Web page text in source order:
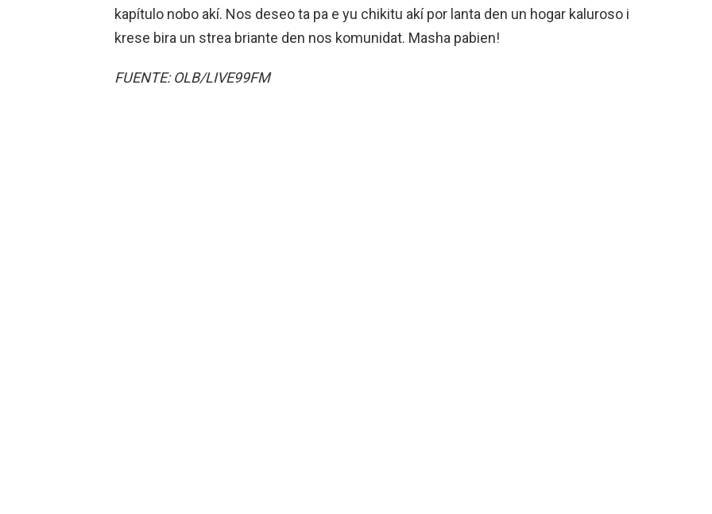
kapítulo nobo akí. Nos deseo ta pa e yu chikitu akí por lanta den un hogar kaluroso i
krese bira un strea briante den nos komunidat. Masha pabien!
FUENTE: OLB/LIVE99FM